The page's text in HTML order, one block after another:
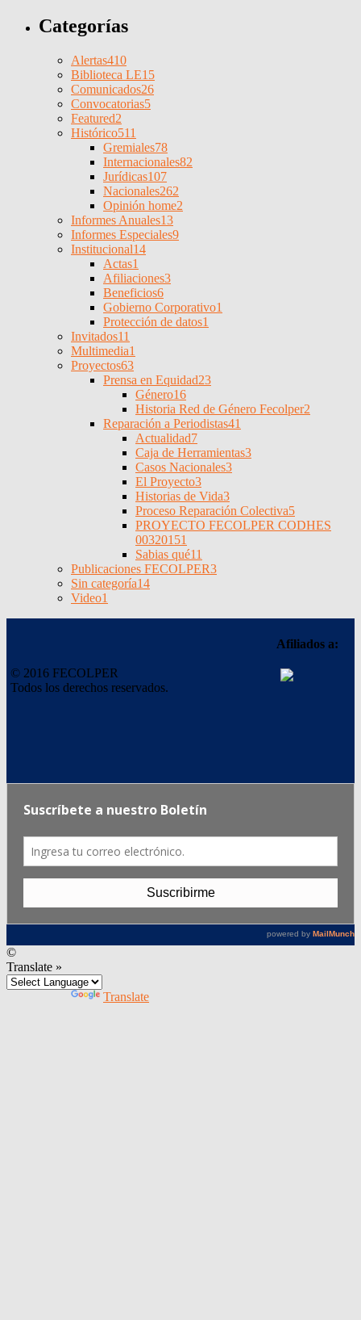
Categorías
Alertas410
Biblioteca LE15
Comunicados26
Convocatorias5
Featured2
Histórico511
Gremiales78
Internacionales82
Jurídicas107
Nacionales262
Opinión home2
Informes Anuales13
Informes Especiales9
Institucional14
Actas1
Afiliaciones3
Beneficios6
Gobierno Corporativo1
Protección de datos1
Invitados11
Multimedia1
Proyectos63
Prensa en Equidad23
Género16
Historia Red de Género Fecolper2
Reparación a Periodistas41
Actualidad7
Caja de Herramientas3
Casos Nacionales3
El Proyecto3
Historias de Vida3
Proceso Reparación Colectiva5
PROYECTO FECOLPER CODHES
00320151
Sabias qué11
Publicaciones FECOLPER3
Sin categoría14
Video1
© 2016 FECOLPER
Todos los derechos reservados.
Afiliados a:
©
Translate »
Translate